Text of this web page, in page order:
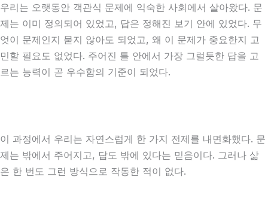
우리는 오랫동안 객관식 문제에 익숙한 사회에서 살아왔다. 문
제는 이미 정의되어 있었고, 답은 정해진 보기 안에 있었다. 무
엇이 문제인지 묻지 않아도 되었고, 왜 이 문제가 중요한지 고
민할 필요도 없었다. 주어진 틀 안에서 가장 그럴듯한 답을 고
르는 능력이 곧 우수함의 기준이 되었다.
이 과정에서 우리는 자연스럽게 한 가지 전제를 내면화했다. 문
제는 밖에서 주어지고, 답도 밖에 있다는 믿음이다. 그러나 삶
은 한 번도 그런 방식으로 작동한 적이 없다.